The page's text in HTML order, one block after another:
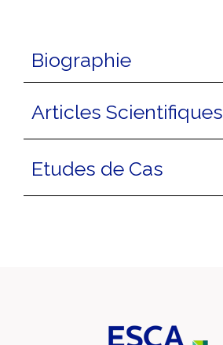
Biographie
Articles Scientifiques
Etudes de Cas